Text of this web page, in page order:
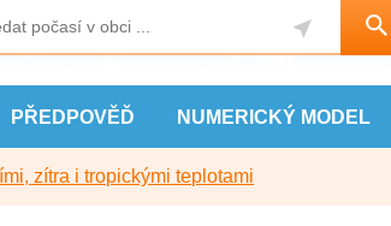
PŘEDPOVĚĎ NUMERICKÝ MODEL
zítra i tropickými teplotami